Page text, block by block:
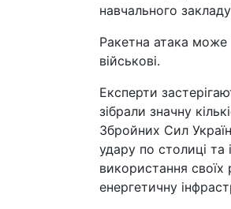
навчального
Ракетна атака може
військові.
Експерти
зібрали значну
Збройних Сил
удару по столиці
використання
енергетичну